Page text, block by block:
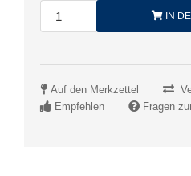
IN
Auf den Merkzettel
Empfehlen
Fragen